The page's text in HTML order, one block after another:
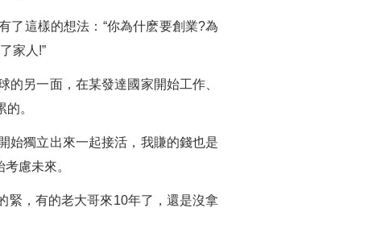
了這樣的想法：“你為什麽要創業?為
家人!”
另一面，在某發達國家開始工作、
。
始獨立出來一起接活，我賺的錢也是
慮未來。
緊，有的老大哥來10年了，還是沒拿